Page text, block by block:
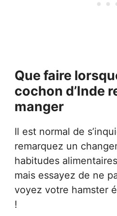
Que faire
cochon d’Inde
manger
Il est normal de
remarquez un
habitudes
mais essayez de ne
voyez votre hamster
!